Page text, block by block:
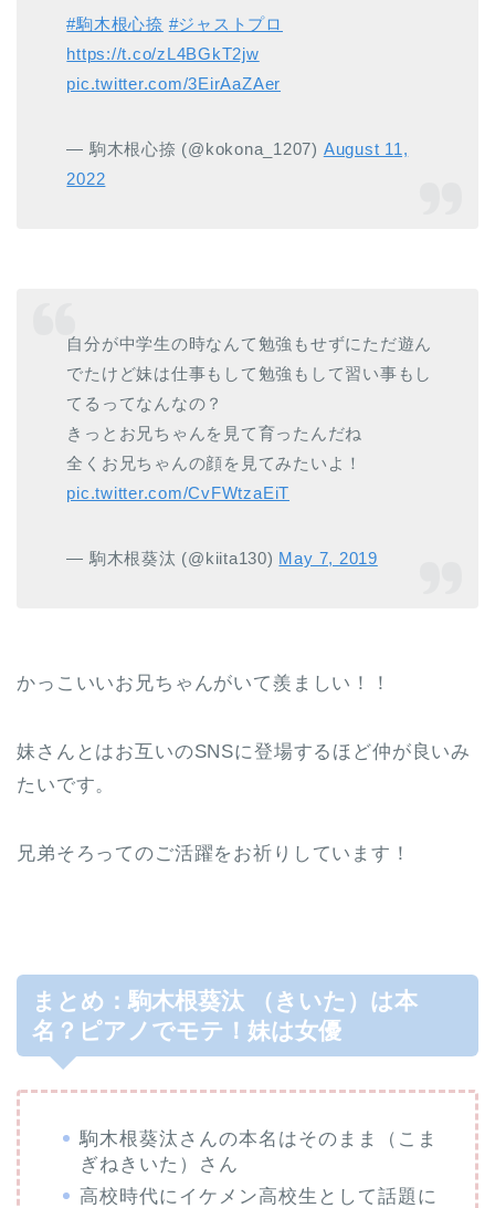
#駒木根心捺 #ジャストプロ
https://t.co/zL4BGkT2jw
pic.twitter.com/3EirAaZAer
— 駒木根心捺 (@kokona_1207) August 11,
2022
自分が中学生の時なんて勉強もせずにただ遊ん
でたけど妹は仕事もして勉強もして習い事もし
てるってなんなの？
きっとお兄ちゃんを見て育ったんだね
全くお兄ちゃんの顔を見てみたいよ！
pic.twitter.com/CvFWtzaEiT
— 駒木根葵汰 (@kiita130) May 7, 2019
かっこいいお兄ちゃんがいて羨ましい！！
妹さんとはお互いのSNSに登場するほど仲が良いみ
たいです。
兄弟そろってのご活躍をお祈りしています！
まとめ：駒木根葵汰 （きいた）は本
名？ピアノでモテ！妹は女優
駒木根葵汰さんの本名はそのまま（こま
ぎねきいた）さん
高校時代にイケメン高校生として話題に